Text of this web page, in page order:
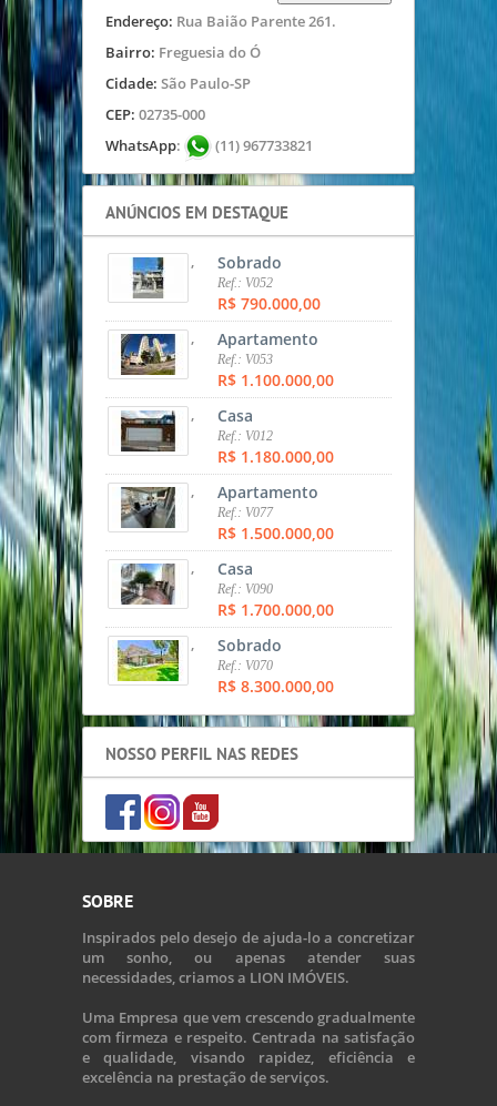
Endereço: Rua Baião Parente 261.
Bairro: Freguesia do Ó
Cidade: São Paulo-SP
CEP: 02735-000
WhatsApp: (11) 967733821
ANÚNCIOS EM DESTAQUE
, Sobrado
Ref.: V052
R$ 790.000,00
, Apartamento
Ref.: V053
R$ 1.100.000,00
, Casa
Ref.: V012
R$ 1.180.000,00
, Apartamento
Ref.: V077
R$ 1.500.000,00
, Casa
Ref.: V090
R$ 1.700.000,00
, Sobrado
Ref.: V070
R$ 8.300.000,00
NOSSO PERFIL NAS REDES
SOBRE
Inspirados pelo desejo de ajuda-lo a concretizar
um sonho, ou apenas atender suas
necessidades, criamos a LION IMÓVEIS.
Uma Empresa que vem crescendo gradualmente
com firmeza e respeito. Centrada na satisfação
e qualidade, visando rapidez, eficiência e
excelência na prestação de serviços.